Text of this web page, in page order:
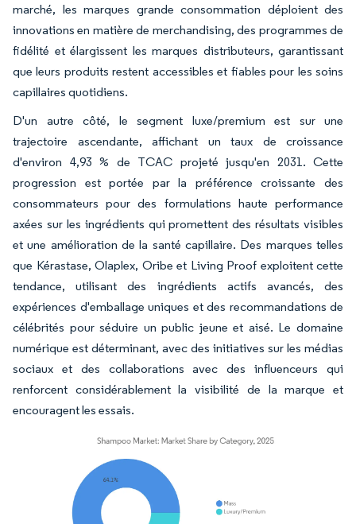
marché, les marques grande consommation déploient des
innovations en matière de merchandising, des programmes de
fidélité et élargissent les marques distributeurs, garantissant
que leurs produits restent accessibles et fiables pour les soins
capillaires quotidiens.
D'un autre côté, le segment luxe/premium est sur une
trajectoire ascendante, affichant un taux de croissance
d'environ 4,93 % de TCAC projeté jusqu'en 2031. Cette
progression est portée par la préférence croissante des
consommateurs pour des formulations haute performance
axées sur les ingrédients qui promettent des résultats visibles
et une amélioration de la santé capillaire. Des marques telles
que Kérastase, Olaplex, Oribe et Living Proof exploitent cette
tendance, utilisant des ingrédients actifs avancés, des
expériences d'emballage uniques et des recommandations de
célébrités pour séduire un public jeune et aisé. Le domaine
numérique est déterminant, avec des initiatives sur les médias
sociaux et des collaborations avec des influenceurs qui
renforcent considérablement la visibilité de la marque et
encouragent les essais.